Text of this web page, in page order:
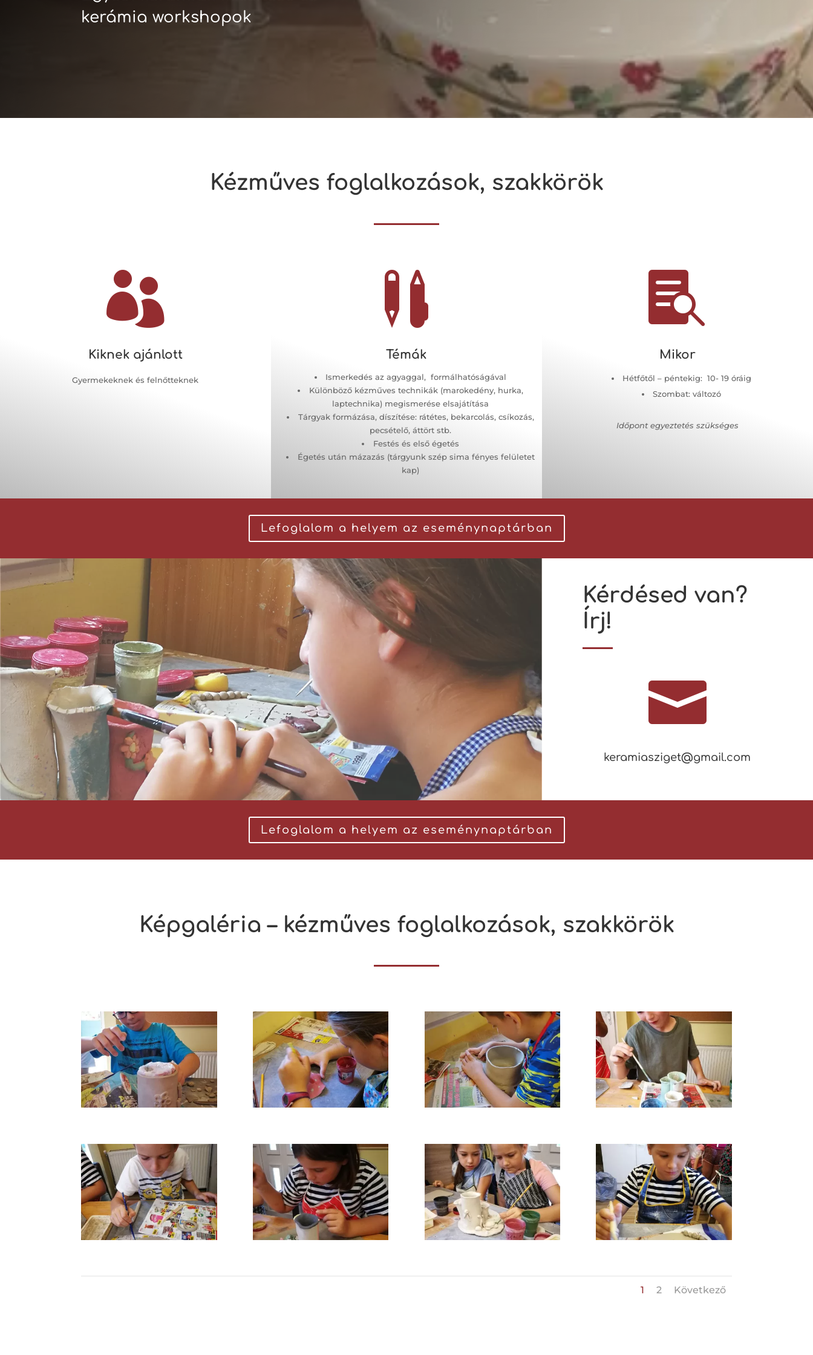
kerámia workshopok
Kézműves foglalkozások, szakkörök

Kiknek ajánlott
Gyermekeknek és felnőtteknek

Témák
Ismerkedés az agyaggal, formálhatóságával
Különböző kézműves technikák (marokedény, hurka,
laptechnika) megismerése elsajátítása
Tárgyak formázása, díszítése: rátétes, bekarcolás, csíkozás,
pecsételő, áttört stb.
Festés és első égetés
Égetés után mázazás (tárgyunk szép sima fényes felületet
kap)

Mikor
Hétfőtől – péntekig: 10- 19 óráig
Szombat: változó
Időpont egyeztetés szükséges
Lefoglalom a helyem az eseménynaptárban
Kérdésed van?
Írj!

keramiasziget@gmail.com
Lefoglalom a helyem az eseménynaptárban
Képgaléria – kézműves foglalkozások, szakkörök
1 2 Következő